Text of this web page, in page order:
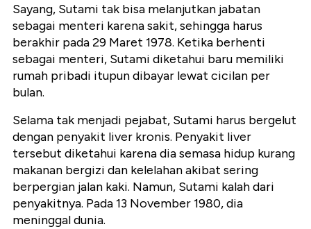
Sayang, Sutami tak bisa melanjutkan jabatan
sebagai menteri karena sakit, sehingga harus
berakhir pada 29 Maret 1978. Ketika berhenti
sebagai menteri, Sutami diketahui baru memiliki
rumah pribadi itupun dibayar lewat cicilan per
bulan.
Selama tak menjadi pejabat, Sutami harus bergelut
dengan penyakit liver kronis. Penyakit liver
tersebut diketahui karena dia semasa hidup kurang
makanan bergizi dan kelelahan akibat sering
berpergian jalan kaki. Namun, Sutami kalah dari
penyakitnya. Pada 13 November 1980, dia
meninggal dunia.